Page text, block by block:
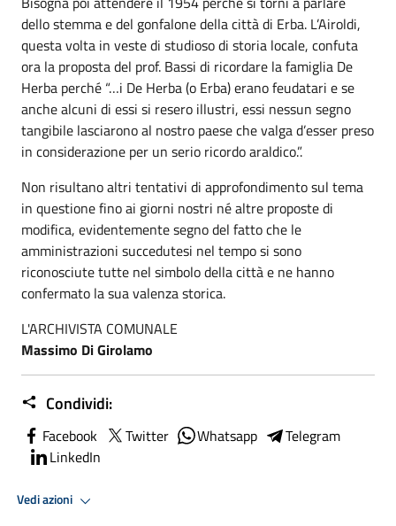
dello stemma e del gonfalone della città di Erba. L’Airoldi,
questa volta in veste di studioso di storia locale, confuta
ora la proposta del prof. Bassi di ricordare la famiglia De
Herba perché “…i De Herba (o Erba) erano feudatari e se
anche alcuni di essi si resero illustri, essi nessun segno
tangibile lasciarono al nostro paese che valga d’esser preso
in considerazione per un serio ricordo araldico.”.
Non risultano altri tentativi di approfondimento sul tema
in questione fino ai giorni nostri né altre proposte di
modifica, evidentemente segno del fatto che le
amministrazioni succedutesi nel tempo si sono
riconosciute tutte nel simbolo della città e ne hanno
confermato la sua valenza storica.
L'ARCHIVISTA COMUNALE
Massimo Di Girolamo
Condividi:
Facebook Twitter Whatsapp
Telegram
LinkedIn
Vedi azioni